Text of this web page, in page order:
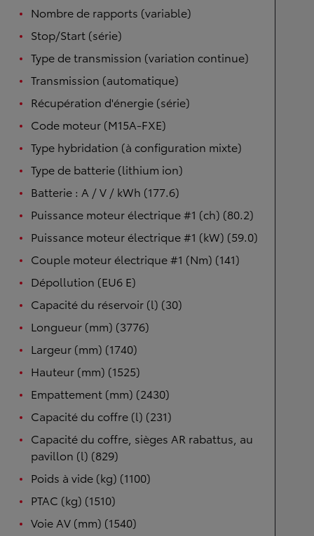
Nombre de rapports (variable)
Stop/Start (série)
Type de transmission (variation continue)
Transmission (automatique)
Récupération d'énergie (série)
Code moteur (M15A-FXE)
Type hybridation (à configuration mixte)
Type de batterie (lithium ion)
Batterie : A / V / kWh (177.6)
Puissance moteur électrique #1 (ch) (80.2)
Puissance moteur électrique #1 (kW) (59.0)
Couple moteur électrique #1 (Nm) (141)
Dépollution (EU6 E)
Capacité du réservoir (l) (30)
Longueur (mm) (3776)
Largeur (mm) (1740)
Hauteur (mm) (1525)
Empattement (mm) (2430)
Capacité du coffre (l) (231)
Capacité du coffre, sièges AR rabattus, au
pavillon (l) (829)
Poids à vide (kg) (1100)
PTAC (kg) (1510)
Voie AV (mm) (1540)